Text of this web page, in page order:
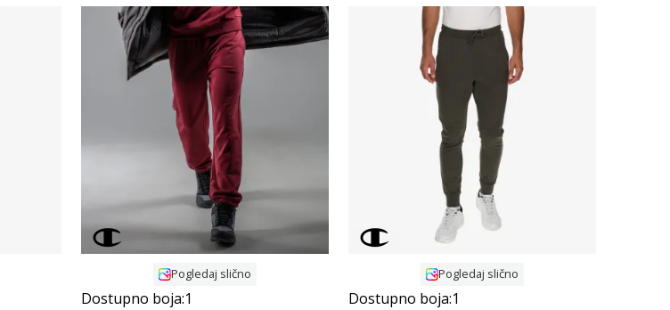
Uporedi
Pogledaj slično
Dostupno boja:1
Uporedi
Pogledaj slično
Dostupno boja:1